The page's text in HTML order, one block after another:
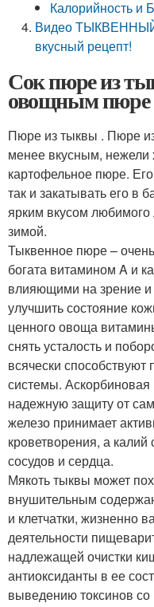
Калорийность и
Видео ТЫКВЕННЫЙ
вкусный рецепт!
Сок пюре из
овощным пюре
Пюре из тыквы . Пюре
менее вкусным,
картофельное пюре.
так и закатывать его в
ярким вкусом
зимой.
Тыквенное пюре –
богата витамином A и
влияющими на зрение
улучшить состояние
ценного овоща
снять усталость и
всячески
системы. Аскорбиновая
надежную защиту от
железо принимает
кроветворения, а
сосудов и сердца.
Мякоть тыквы может
внушительным
и клетчатки, жизненно
деятельности
надлежащей очистки
антиоксиданты в ее
выведению токсинов